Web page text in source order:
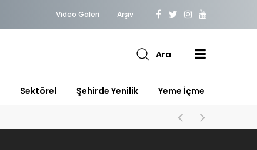
Video Galeri Arşiv
Ara
Sektörel Şehirde Yenilik Yeme İçme